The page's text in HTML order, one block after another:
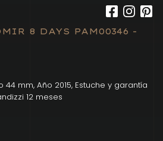
8 DAYS PAM00346 -
44 mm, Año 2015, Estuche y garantía
12 meses